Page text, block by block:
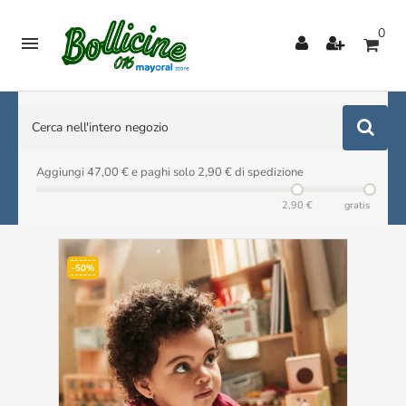
 0
Aggiungi 47,00 € e paghi solo 2,90 € di spedizione
2,90 € gratis
-50%